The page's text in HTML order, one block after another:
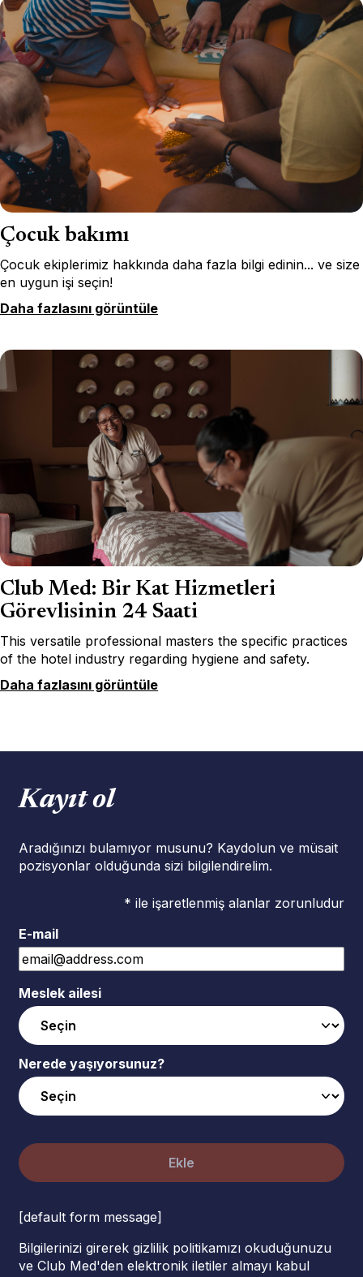
Çocuk bakımı
Çocuk ekiplerimiz hakkında daha fazla bilgi edinin... ve size
en uygun işi seçin!
Daha fazlasını görüntüle
Club Med: Bir Kat Hizmetleri
Görevlisinin 24 Saati
This versatile professional masters the specific practices
of the hotel industry regarding hygiene and safety.
Daha fazlasını görüntüle
Kayıt ol
Aradığınızı bulamıyor musunu? Kaydolun ve müsait
pozisyonlar olduğunda sizi bilgilendirelim.
* ile işaretlenmiş alanlar zorunludur
E-mail
Meslek ailesi
Nerede yaşıyorsunuz?
Ekle
[default form message]
Bilgilerinizi girerek gizlilik politikamızı okuduğunuzu
ve Club Med'den elektronik iletiler almayı kabul